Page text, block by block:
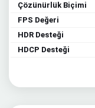
Çözünürlük Biçimi
FPS Değeri
HDR Desteği
HDCP Desteği